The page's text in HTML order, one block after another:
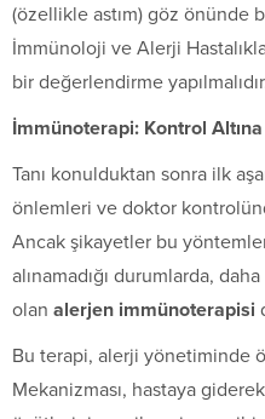
(özellikle astım) göz önünde
İmmünoloji ve Alerji
bir değerlendirme
İmmünoterapi: Kontrol
Tanı konulduktan sonra ilk
önlemleri ve doktor
Ancak şikayetler bu
alınamadığı durumlarda,
olan alerjen immünoterapisi
Bu terapi, alerji yönetiminde
Mekanizması, hastaya